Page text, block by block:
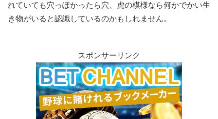
れていても穴っぽかったら穴、虎の模様なら何かでかい生
き物がいると認識しているのかもしれません。
スポンサーリンク